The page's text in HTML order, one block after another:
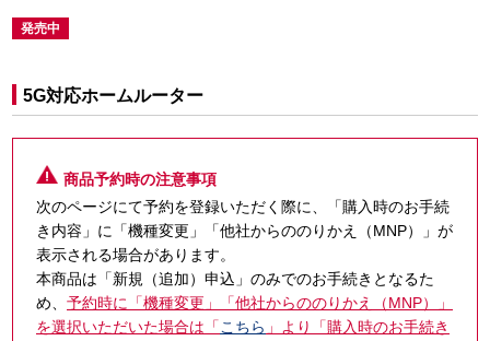
発売中
5G対応ホームルーター
商品予約時の注意事項
次のページにて予約を登録いただく際に、「購入時のお手続
き内容」に「機種変更」「他社からののりかえ（MNP）」が
表示される場合があります。
本商品は「新規（追加）申込」のみでのお手続きとなるた
め、 予約時に「機種変更」「他社からののりかえ（MNP）」
を選択いただいた場合は「 こちら 」より「購入時のお手続き